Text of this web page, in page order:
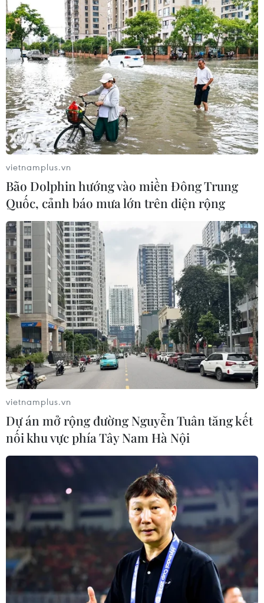
vietnamplus.vn
Bão Dolphin hướng vào miền Đông Trung
Quốc, cảnh báo mưa lớn trên diện rộng
vietnamplus.vn
Dự án mở rộng đường Nguyễn Tuân tăng kết
nối khu vực phía Tây Nam Hà Nội